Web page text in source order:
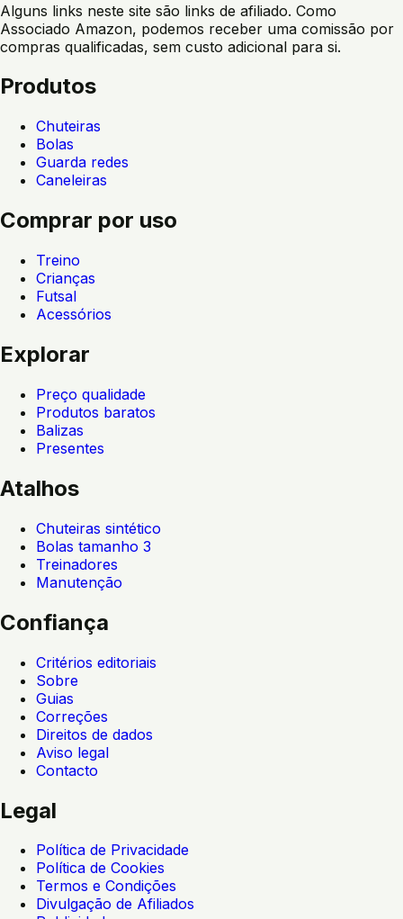
Alguns links neste site são links de afiliado. Como
Associado Amazon, podemos receber uma comissão por
compras qualificadas, sem custo adicional para si.
Produtos
Chuteiras
Bolas
Guarda redes
Caneleiras
Comprar por uso
Treino
Crianças
Futsal
Acessórios
Explorar
Preço qualidade
Produtos baratos
Balizas
Presentes
Atalhos
Chuteiras sintético
Bolas tamanho 3
Treinadores
Manutenção
Confiança
Critérios editoriais
Sobre
Guias
Correções
Direitos de dados
Aviso legal
Contacto
Legal
Política de Privacidade
Política de Cookies
Termos e Condições
Divulgação de Afiliados